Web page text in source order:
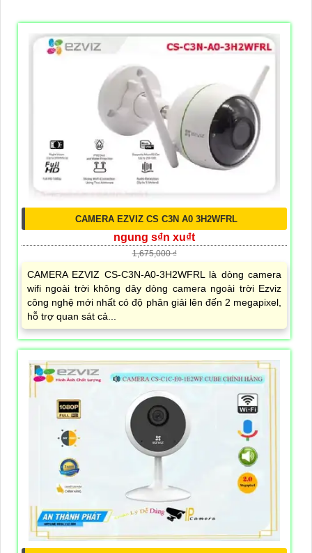
CAMERA EZVIZ CS C3N A0 3H2WFRL
ngung s₫n xu₫t
1,675,000 ₫
CAMERA EZVIZ CS-C3N-A0-3H2WFRL là dòng camera
wifi ngoài trời không dây dòng camera ngoài trời Ezviz
công nghệ mới nhất có độ phân giải lên đến 2 megapixel,
hỗ trợ quan sát cả...